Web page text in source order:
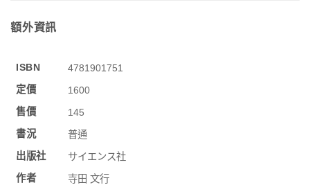
額外資訊
ISBN
4781901751
定價
1600
售價
145
書況
普通
出版社
サイエンス社
作者
寺田 文行